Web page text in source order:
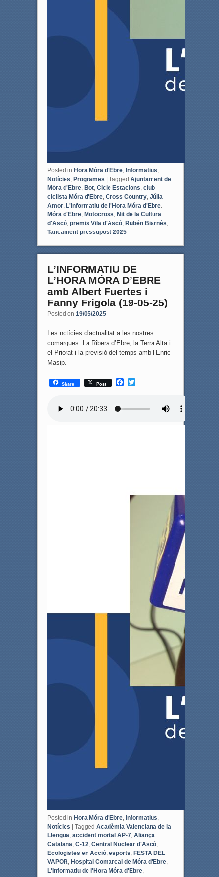
Posted in Hora Móra d'Ebre, Informatius
Notícies Programes | Tagged Ajuntament de
Móra d'Ebre, Bot, Cicle Estacions club
ciclista Móra d'Ebre, Cross Country, Júlia
Amor, L'Informatiu de l'Hora Móra d'Ebre,
Móra d'Ebre, Motocross Nit de la Cultura
d'Ascó, premis Vila d'Ascó, Rubén Biarnés
Tancament pressupost 2025
L’INFORMATIU DE
L’HORA MÓRA D’EBRE
amb Albert Fuertes i
Fanny Frigola (19-05-25)
Posted on 19/05/2025
Les notícies d’actualitat a les nostres
comarques: La Ribera d’Ebre, la Terra Alta i
el Priorat i la previsió del temps amb l’Enric
Masip.
Share Post
F
T
Posted in Hora Móra d'Ebre, Informatius,
Notícies
Tagged Acadèmia Valenciana de la
Llengua, accident mortal AP-7, Aliança
Catalana, C-12, Central Nuclear d'Ascó,
Ecologistes en Acció, esports, FESTA DEL
VAPOR, Hospital Comarcal de Móra d'Ebre,
L'Informatiu de l'Hora Móra d'Ebre,